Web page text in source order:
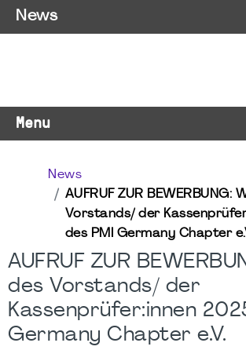
Menu
News
AUFRUF ZUR BEWERBUNG:
Vorstands/ der
des PMI Germany Chapter
AUFRUF ZUR
des Vorstands/ der
Kassenprüfer:innen
Germany Chapter e.V.
News